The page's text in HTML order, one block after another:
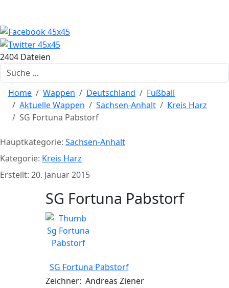
2404 Dateien
Suchen
Home Wappen Deutschland
Fußball
Aktuelle Wappen
Sachsen-Anhalt
Kreis Harz
SG Fortuna Pabstorf
Hauptkategorie: Sachsen-Anhalt
Kategorie: Kreis Harz
Erstellt: 20. Januar 2015
SG Fortuna Pabstorf
SG Fortuna Pabstorf
Zeichner: Andreas Ziener